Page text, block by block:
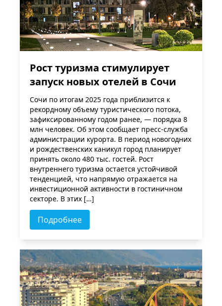
Рост туризма стимулирует
запуск новых отелей в Сочи
Сочи по итогам 2025 года приблизится к
рекордному объему туристического потока,
зафиксированному годом ранее, — порядка 8
млн человек. Об этом сообщает пресс-служба
администрации курорта. В период новогодних
и рождественских каникул город планирует
принять около 480 тыс. гостей. Рост
внутреннего туризма остается устойчивой
тенденцией, что напрямую отражается на
инвестиционной активности в гостиничном
секторе. В этих […]
Подробнее